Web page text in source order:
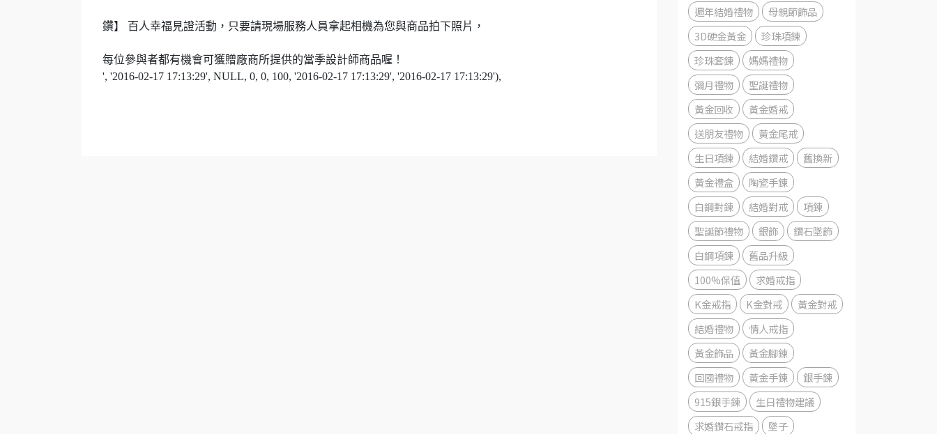
鑽】 百人幸福見證活動，只要請現場服務人員拿起相機為您與商品拍下照片，
每位參與者都有機會可獲贈廠商所提供的當季設計師商品喔！
', '2016-02-17 17:13:29', NULL, 0, 0, 100, '2016-02-17 17:13:29', '2016-02-17 17:13:29'),
週年結婚禮物
母親節飾品
3D硬金黃金
珍珠項鍊
珍珠套鍊
媽媽禮物
彌月禮物
聖誕禮物
黃金回收
黃金婚戒
送朋友禮物
黃金尾戒
生日項鍊
結婚鑽戒
舊換新
黃金禮盒
陶瓷手鍊
白鋼對鍊
結婚對戒
項鍊
聖誕節禮物
銀飾
鑽石墜飾
白鋼項鍊
舊品升級
100%保值
求婚戒指
K金戒指
K金對戒
黃金對戒
結婚禮物
情人戒指
黃金飾品
黃金腳鍊
回國禮物
黃金手鍊
銀手鍊
915銀手鍊
生日禮物建議
求婚鑽石戒指
墜子